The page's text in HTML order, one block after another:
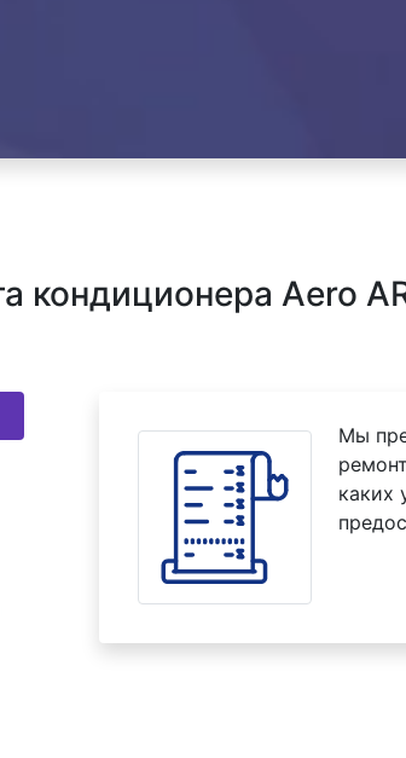
Aero
Мы
каких